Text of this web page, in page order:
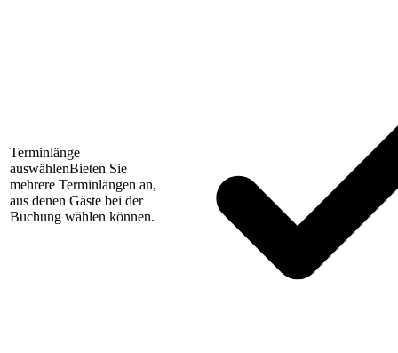
Terminlänge
auswählenBieten Sie
mehrere Terminlängen an,
aus denen Gäste bei der
Buchung wählen können.